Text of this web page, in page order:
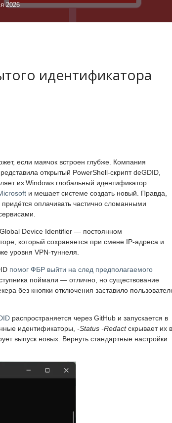
2026
идентификатора
если маячок встроен глубже. Компания
открытый PowerShell-скрипт deGDID,
из Windows глобальный идентификатор
и мешает системе создать новый. Правда,
придётся оплачивать частично сломанными
Device Identifier — постоянном
который сохраняется при смене IP-адреса и
уровня VPN-туннеля.
помог ФБР выйти на след предполагаемого
поймали — отлично, но существование
без кнопки отключения заставило
распространяется через GitHub и запускается в
идентификаторы, -Status -Redactскрывает их в
выпуск новых. Вернуть стандартные настройки